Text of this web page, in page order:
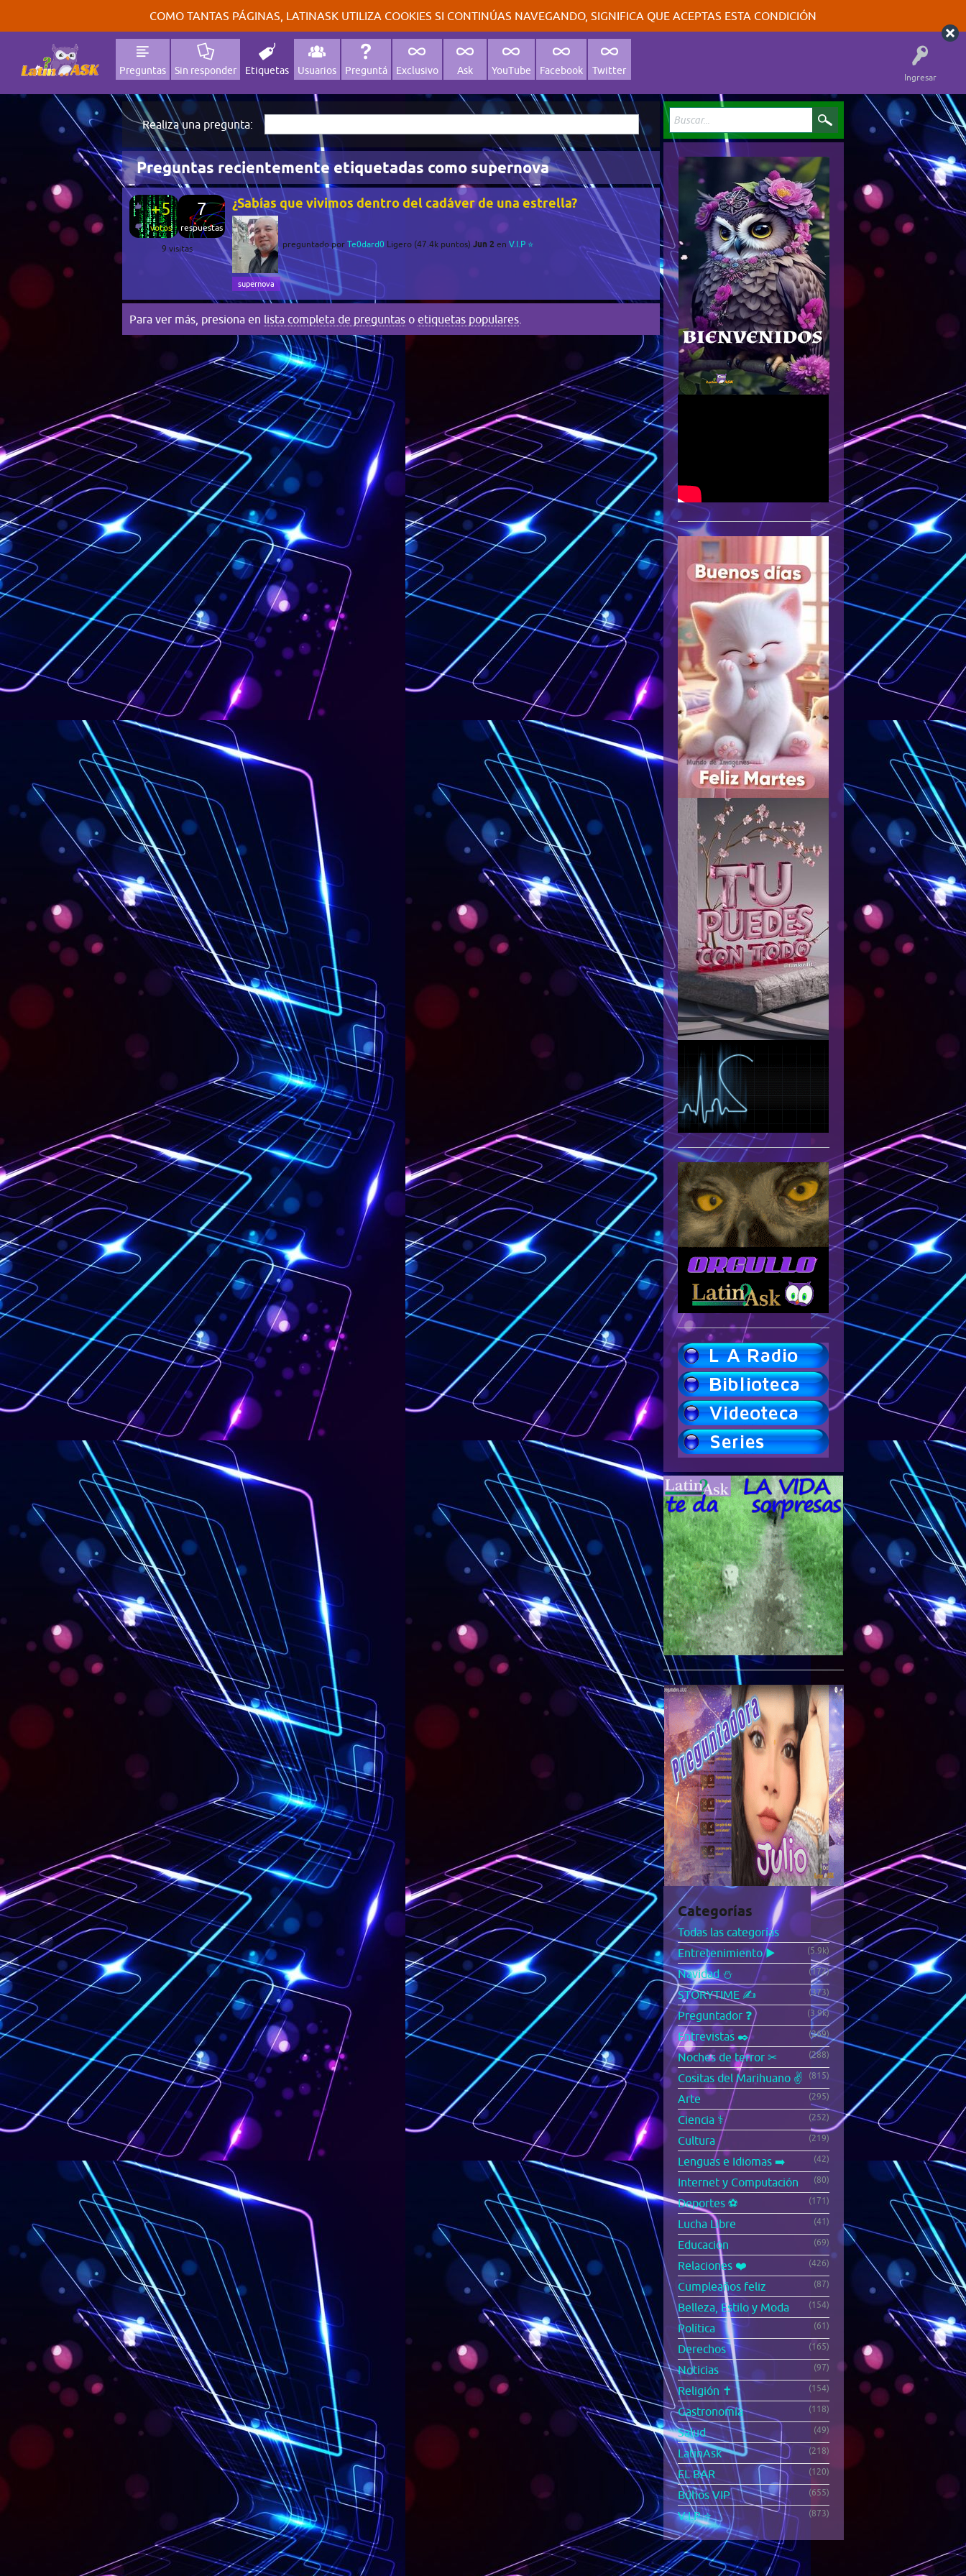
COMO TANTAS PÁGINAS, LATINASK UTILIZA COOKIES SI CONTINÚAS NAVEGANDO, SIGNIFICA QUE ACEPTAS ESTA CONDICIÓN
Ingresar
Preguntas Sin responder Etiquetas Usuarios Preguntá Exclusivo Ask YouTube Facebook Twitter
Realiza una pregunta:
Preguntas recientemente etiquetadas como supernova
+5
votos
7
respuestas
9 visitas
¿Sabías que vivimos dentro del cadáver de una estrella?
preguntado por Te0dard0 Ligero (47.4k puntos) Jun 2 en V.I.P ⭐
supernova
Para ver más, presiona en lista completa de preguntas o etiquetas populares
Categorías
Todas las categorías
Entretenimiento ▶️
(5.9k)
Navidad ⛄ (172)
STORYTIME ✍️ (373)
Preguntador ❓ (3.9k)
Entrevistas ✒️ (269)
Noches de terror ✂ (288)
Cositas del Marihuano ✌️ (815)
Arte (295)
Ciencia ⚕️ (252)
Cultura (219)
Lenguas e Idiomas ➡️ (42)
Internet y Computación (80)
Deportes ⚽ (171)
Lucha Libre (41)
Educación (69)
Relaciones ❤️ (426)
Cumpleaños feliz (87)
Belleza, Estilo y Moda (154)
Política (61)
Derechos (165)
Noticias (97)
Religión ✝️ (154)
Gastronomía (118)
Salud (49)
LatinAsk (218)
EL BAR (120)
Búhos VIP (655)
V.I.P ⭐ (873)